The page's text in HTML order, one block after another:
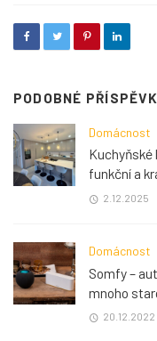
PODOBNÉ
Domácnost
Kuchyňské
funkční a
2.12.2025
Domácnost
Somfy –
mnoho
20.12.2022